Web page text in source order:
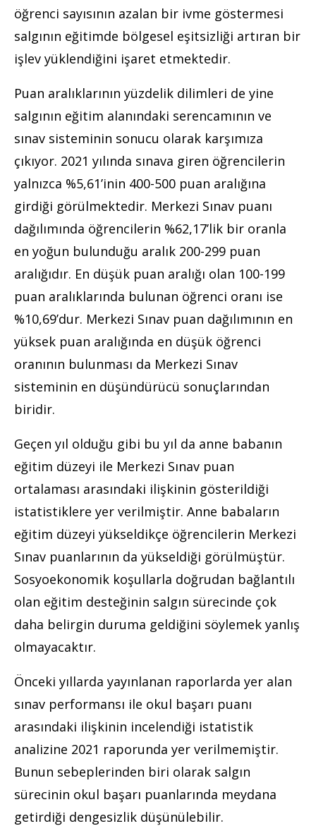
öğrenci sayısının azalan bir ivme göstermesi
salgının eğitimde bölgesel eşitsizliği artıran bir
işlev yüklendiğini işaret etmektedir.
Puan aralıklarının yüzdelik dilimleri de yine
salgının eğitim alanındaki serencamının ve
sınav sisteminin sonucu olarak karşımıza
çıkıyor. 2021 yılında sınava giren öğrencilerin
yalnızca %5,61’inin 400-500 puan aralığına
girdiği görülmektedir. Merkezi Sınav puanı
dağılımında öğrencilerin %62,17’lik bir oranla
en yoğun bulunduğu aralık 200-299 puan
aralığıdır. En düşük puan aralığı olan 100-199
puan aralıklarında bulunan öğrenci oranı ise
%10,69’dur. Merkezi Sınav puan dağılımının en
yüksek puan aralığında en düşük öğrenci
oranının bulunması da Merkezi Sınav
sisteminin en düşündürücü sonuçlarından
biridir.
Geçen yıl olduğu gibi bu yıl da anne babanın
eğitim düzeyi ile Merkezi Sınav puan
ortalaması arasındaki ilişkinin gösterildiği
istatistiklere yer verilmiştir. Anne babaların
eğitim düzeyi yükseldikçe öğrencilerin Merkezi
Sınav puanlarının da yükseldiği görülmüştür.
Sosyoekonomik koşullarla doğrudan bağlantılı
olan eğitim desteğinin salgın sürecinde çok
daha belirgin duruma geldiğini söylemek yanlış
olmayacaktır.
Önceki yıllarda yayınlanan raporlarda yer alan
sınav performansı ile okul başarı puanı
arasındaki ilişkinin incelendiği istatistik
analizine 2021 raporunda yer verilmemiştir.
Bunun sebeplerinden biri olarak salgın
sürecinin okul başarı puanlarında meydana
getirdiği dengesizlik düşünülebilir.